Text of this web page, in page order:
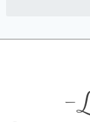
-